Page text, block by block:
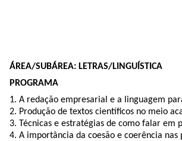
ÁREA/SUBÁREA: LETRAS/LINGUÍSTICA
PROGRAMA
1. A redação empresarial e a linguagem
2. Produção de textos científicos no meio
3. Técnicas e estratégias de como falar em
4. A importância da coesão e coerência